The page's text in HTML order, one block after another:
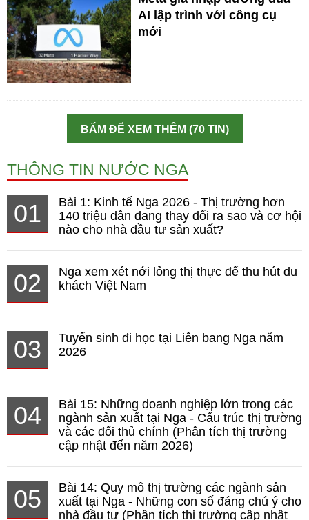
AI lập trình với công cụ
mới
BẤM ĐỂ XEM THÊM (70 TIN)
THÔNG TIN NƯỚC NGA
01
Bài 1: Kinh tế Nga 2026 - Thị trường hơn
140 triệu dân đang thay đổi ra sao và cơ hội
nào cho nhà đầu tư sản xuất?
02
Nga xem xét nới lỏng thị thực để thu hút du
khách Việt Nam
03
Tuyển sinh đi học tại Liên bang Nga năm
2026
04
Bài 15: Những doanh nghiệp lớn trong các
ngành sản xuất tại Nga - Cấu trúc thị trường
và các đối thủ chính (Phân tích thị trường
cập nhật đến năm 2026)
05
Bài 14: Quy mô thị trường các ngành sản
xuất tại Nga - Những con số đáng chú ý cho
nhà đầu tư (Phân tích thị trường cập nhật